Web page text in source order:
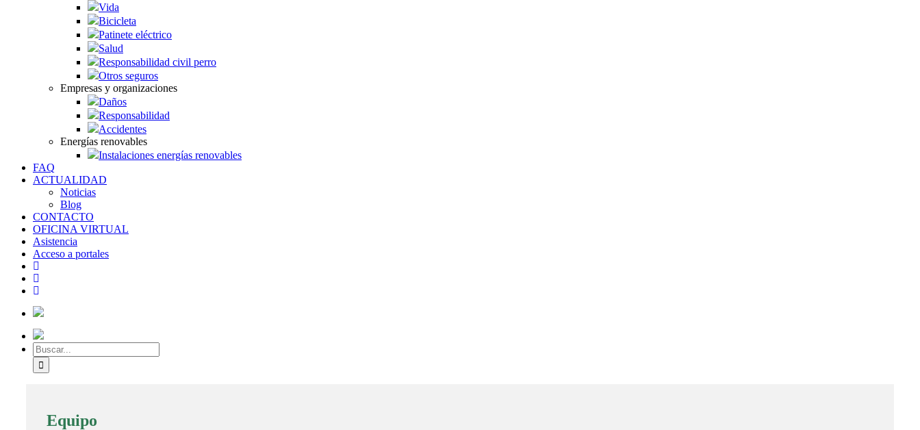
Vida
Bicicleta
Patinete eléctrico
Salud
Responsabilidad civil perro
Otros seguros
Empresas y organizaciones
Daños
Responsabilidad
Accidentes
Energías renovables
Instalaciones energías renovables
FAQ
ACTUALIDAD
Noticias
Blog
CONTACTO
OFICINA VIRTUAL
Asistencia
Acceso a portales
Equipo